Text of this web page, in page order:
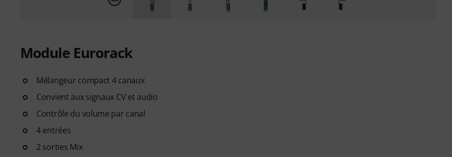
Module Eurorack
Mélangeur compact 4 canaux
Convient aux signaux CV et audio
Contrôle du volume par canal
4 entrées
2 sorties Mix